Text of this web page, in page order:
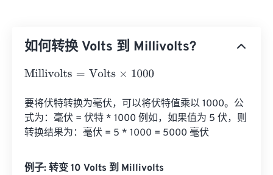
如何转换 Volts 到 Millivolts?
Millivolts=Volts×1000
要将伏特转换为毫伏，可以将伏特值乘以 1000。公
式为：毫伏 = 伏特 * 1000 例如，如果值为 5 伏，则
转换结果为：毫伏 = 5 * 1000 = 5000 毫伏
例子: 转变 10 Volts 到 Millivolts